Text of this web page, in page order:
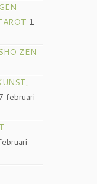
1
ZEN
februari